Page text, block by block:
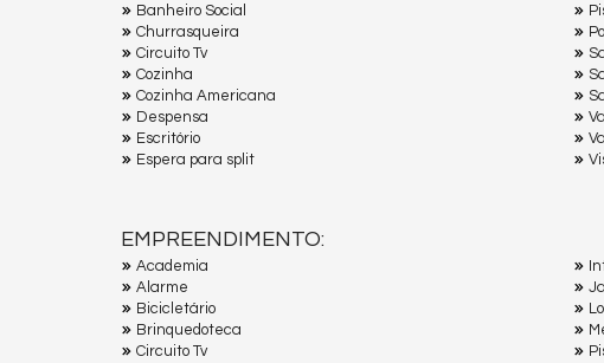
Banheiro Social
Churrasqueira
Circuito Tv
Cozinha
Cozinha Americana
Despensa
Escritório
Espera para split
EMPREENDIMENTO:
Academia
Alarme
Bicicletário
Brinquedoteca
Circuito Tv